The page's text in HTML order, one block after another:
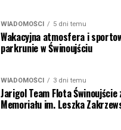
WIADOMOŚCI 5 dni temu
Wakacyjna atmosfera i
parkrunie w Świnoujściu
WIADOMOŚCI 3 dni temu
Jarigol Team Flota Świnoujście
Memoriału im. Leszka